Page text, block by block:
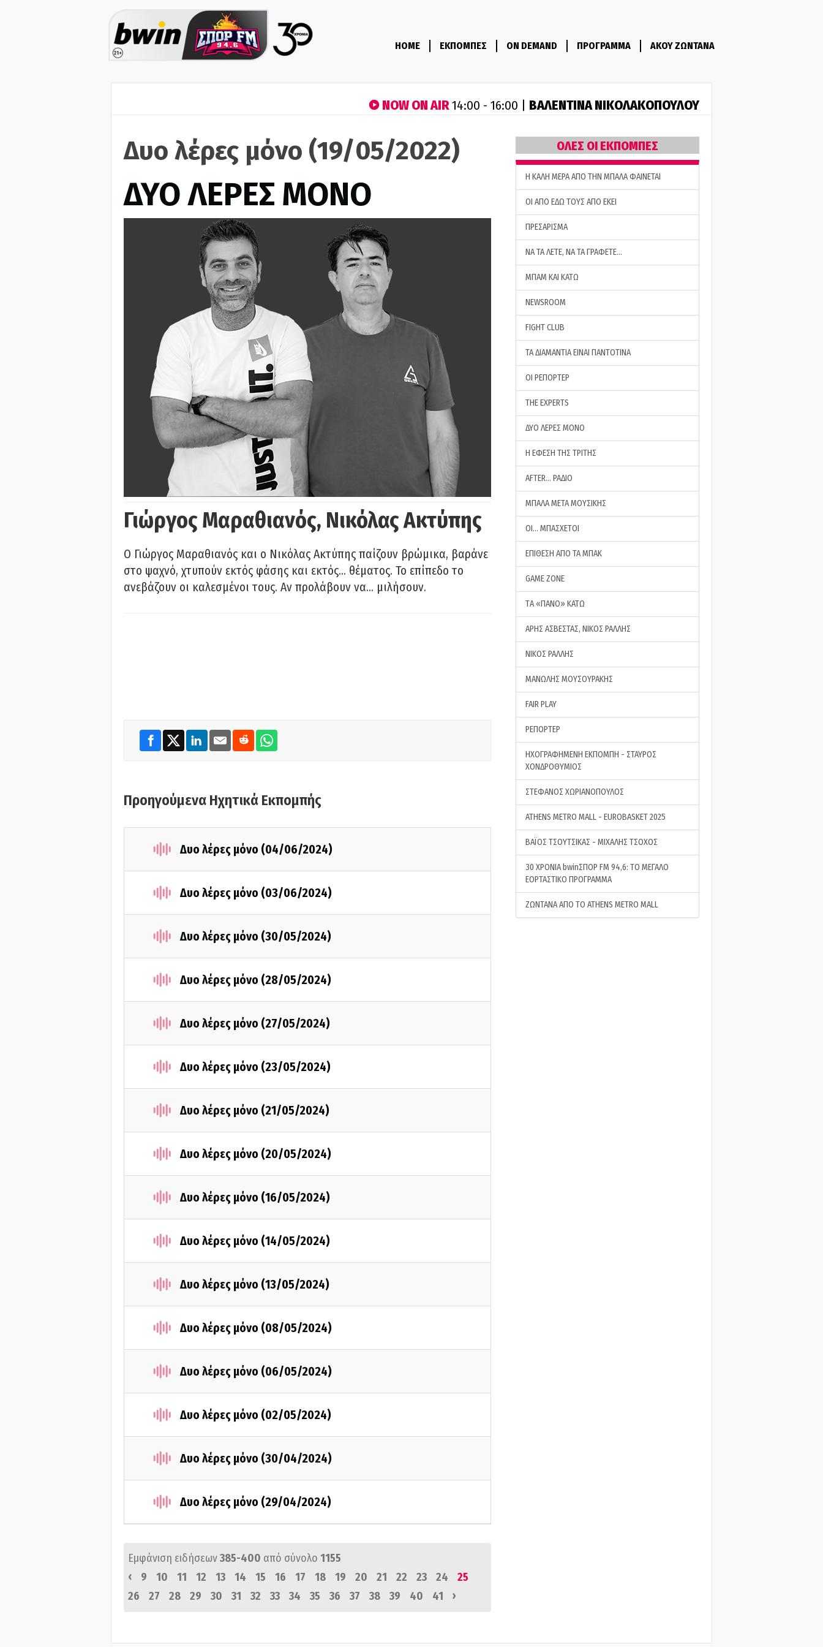
HOME ΕΚΠΟΜΠΕΣ ON DEMAND ΠΡΟΓΡΑΜΜΑ ΑΚΟΥ ΖΩΝΤΑΝΑ
NOW ON AIR14:00 - 16:00 | ΒΑΛΕΝΤΙΝΑ ΝΙΚΟΛΑΚΟΠΟΥΛΟΥ
Δυο λέρες μόνο (19/05/2022)
ΔΥΟ ΛΕΡΕΣ ΜΟΝΟ
Γιώργος Μαραθιανός, Νικόλας Ακτύπης
Ο Γιώργος Μαραθιανός και ο Νικόλας Ακτύπης παίζουν βρώμικα, βαράνε
στο ψαχνό, χτυπούν εκτός φάσης και εκτός… θέματος. Το επίπεδο το
ανεβάζουν οι καλεσμένοι τους. Αν προλάβουν να… μιλήσουν.
Προηγούμενα Ηχητικά Εκπομπής
Δυο λέρες μόνο (04/06/2024)
Δυο λέρες μόνο (03/06/2024)
Δυο λέρες μόνο (30/05/2024)
Δυο λέρες μόνο (28/05/2024)
Δυο λέρες μόνο (27/05/2024)
Δυο λέρες μόνο (23/05/2024)
Δυο λέρες μόνο (21/05/2024)
Δυο λέρες μόνο (20/05/2024)
Δυο λέρες μόνο (16/05/2024)
Δυο λέρες μόνο (14/05/2024)
Δυο λέρες μόνο (13/05/2024)
Δυο λέρες μόνο (08/05/2024)
Δυο λέρες μόνο (06/05/2024)
Δυο λέρες μόνο (02/05/2024)
Δυο λέρες μόνο (30/04/2024)
Δυο λέρες μόνο (29/04/2024)
Εμφάνιση ειδήσεων385-400 από σύνολο 1155
‹
9 10 11 12 13 14 15 16 17 18 19 20 21 22 23 24
25
26
27 28 29 30 31 32 33 34 35 36 37 38 39 40 41 ›
ΟΛΕΣ ΟΙ ΕΚΠΟΜΠΕΣ
H ΚΑΛΗ ΜΕΡΑ ΑΠΟ ΤΗΝ ΜΠΑΛΑ ΦΑΙΝΕΤΑΙ
ΟΙ ΑΠΟ ΕΔΩ ΤΟΥΣ ΑΠΟ ΕΚΕΙ
ΠΡΕΣΑΡΙΣΜΑ
ΝΑ ΤΑ ΛΕΤΕ, ΝΑ ΤΑ ΓΡΑΦΕΤΕ…
ΜΠΑΜ ΚΑΙ ΚΑΤΩ
NEWSROOM
FIGHT CLUB
ΤΑ ΔΙΑΜΑΝΤΙΑ ΕΙΝΑΙ ΠΑΝΤΟΤΙΝΑ
ΟΙ ΡΕΠΟΡΤΕΡ
THE EXPERTS
ΔΥΟ ΛΕΡΕΣ ΜΟΝΟ
Η ΕΦΕΣΗ ΤΗΣ ΤΡΙΤΗΣ
AFTER… ΡΑΔΙΟ
ΜΠΑΛΑ ΜΕΤΑ ΜΟΥΣΙΚΗΣ
ΟΙ… ΜΠΑΣΧΕΤΟΙ
ΕΠΙΘΕΣΗ ΑΠΟ ΤΑ ΜΠΑΚ
GAME ZONE
ΤA «ΠΑΝΟ» ΚΑΤΩ
ΑΡΗΣ ΑΣΒΕΣΤΑΣ, ΝΙΚΟΣ ΡΑΛΛΗΣ
ΝΙΚΟΣ ΡΑΛΛΗΣ
ΜΑΝΩΛΗΣ ΜΟΥΣΟΥΡΑΚΗΣ
FAIR PLAY
ΡΕΠΟΡΤΕΡ
ΗΧΟΓΡΑΦΗΜΕΝΗ ΕΚΠΟΜΠΗ - ΣΤΑΥΡΟΣ
ΧΟΝΔΡΟΘΥΜΙΟΣ
ΣΤΕΦΑΝΟΣ ΧΩΡΙΑΝΟΠΟΥΛΟΣ
ATHENS METRO MALL - EUROBASKET 2025
ΒΑΪΟΣ ΤΣΟΥΤΣΙΚΑΣ - ΜΙΧΑΛΗΣ ΤΣΟΧΟΣ
30 ΧΡΟΝΙΑ bwinΣΠΟΡ FM 94,6: ΤΟ ΜΕΓΑΛΟ
ΕΟΡΤΑΣΤΙΚΟ ΠΡΟΓΡΑΜΜΑ
ΖΩΝΤΑΝΑ ΑΠΟ ΤΟ ATHENS METRO MALL